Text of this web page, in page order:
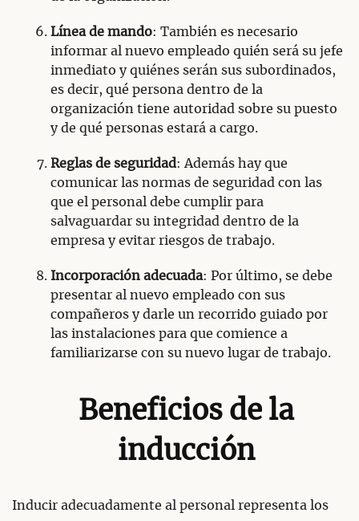
Línea de mando: También es necesario
informar al nuevo empleado quién será su jefe
inmediato y quiénes serán sus subordinados,
es decir, qué persona dentro de la
organización tiene autoridad sobre su puesto
y de qué personas estará a cargo.
Reglas de seguridad: Además hay que
comunicar las normas de seguridad con las
que el personal debe cumplir para
salvaguardar su integridad dentro de la
empresa y evitar riesgos de trabajo.
Incorporación adecuada: Por último, se debe
presentar al nuevo empleado con sus
compañeros y darle un recorrido guiado por
las instalaciones para que comience a
familiarizarse con su nuevo lugar de trabajo.
Beneficios de la
inducción
Inducir adecuadamente al personal representa los